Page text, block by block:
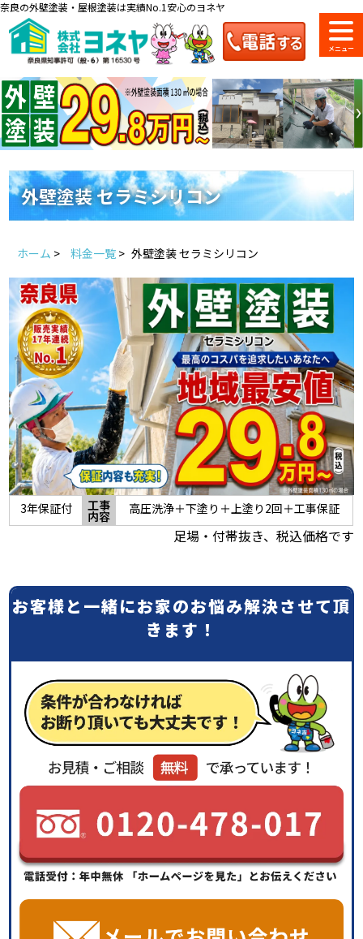
奈良の外壁塗装・屋根塗装は実績No.1安心のヨネヤ
料金一覧 会社案内 ショールーム
のご紹介
お問い合わせ
地域の事例がいっぱい
ヨネヤの施工実績
Home お客様の声
スタッフ紹介 よくあるご質問
スタッフブログ 屋根リフォームについて
雨漏りについて 雨漏りの施工実績
ヨネヤがお客様から選ばれる10の
リフォームローン
外壁塗装 セラミシリコン
ホーム > 料金一覧 > 外壁塗装 セラミシリコン
3年保証付 工事
内容 高圧洗浄＋下塗り＋上塗り2回＋工事保証
足場・付帯抜き、税込価格です
お客様と一緒にお家のお悩み解決させて頂
きます！